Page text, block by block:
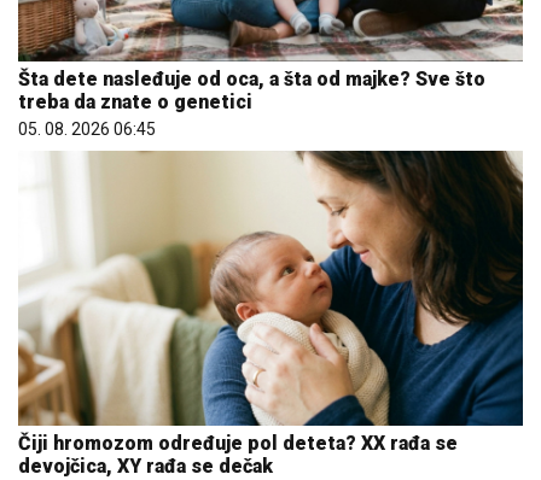
Šta dete nasleđuje od oca, a šta od majke? Sve što
treba da znate o genetici
05. 08. 2026 06:45
Čiji hromozom određuje pol deteta? XX rađa se
devojčica, XY rađa se dečak